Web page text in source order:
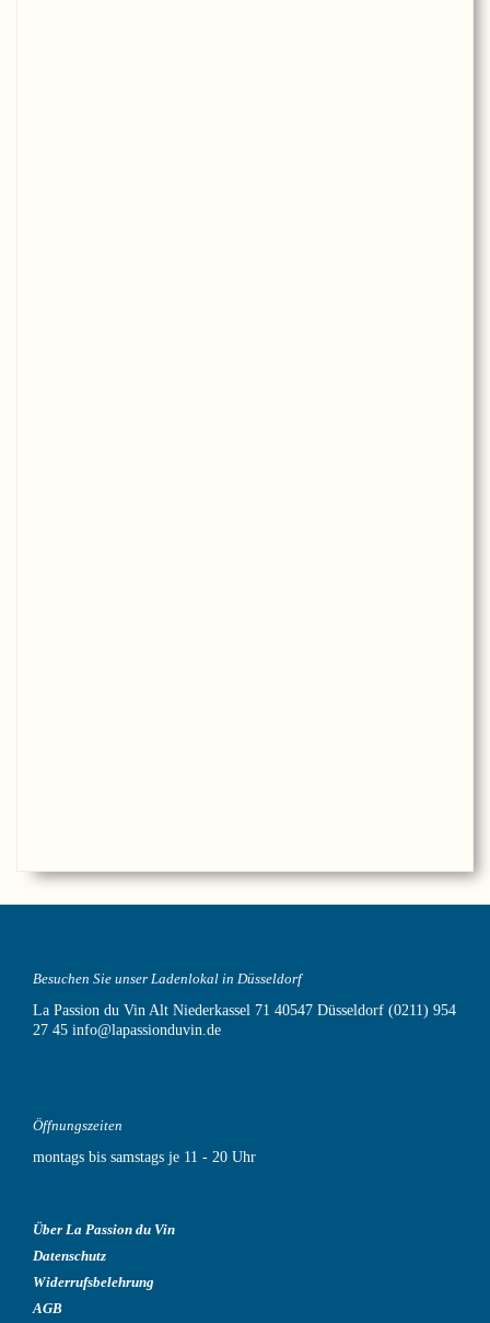
Besuchen Sie unser Ladenlokal in Düsseldorf
La Passion du Vin Alt Niederkassel 71 40547 Düsseldorf (0211) 954
27 45 info@lapassionduvin.de
Öffnungszeiten
montags bis samstags je 11 - 20 Uhr
Über La Passion du Vin
Datenschutz
Widerrufsbelehrung
AGB